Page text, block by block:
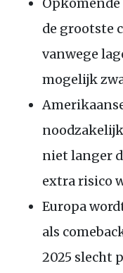
de grootste
vanwege
mogelijk
niet langer
extra risico
Europa
als
2025 slecht